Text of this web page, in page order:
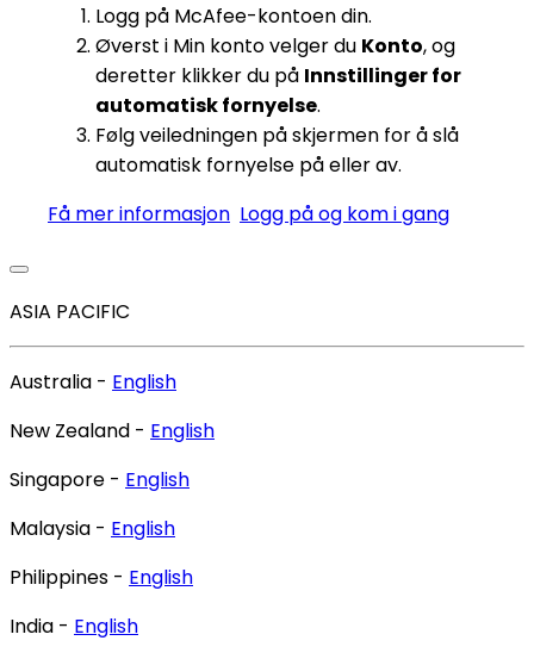
Logg på McAfee-kontoen din.
Øverst i Min konto velger du Konto, og
deretter klikker du på Innstillinger for
automatisk fornyelse.
Følg veiledningen på skjermen for å slå
automatisk fornyelse på eller av.
Få mer informasjon Logg på og kom i gang
ASIA PACIFIC
Australia - English
New Zealand - English
Singapore - English
Malaysia - English
Philippines - English
India - English